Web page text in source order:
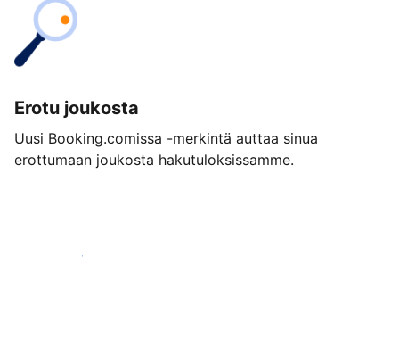
Erotu joukosta
Uusi Booking.comissa -merkintä auttaa sinua
erottumaan joukosta hakutuloksissamme.
Aloita jo tänään